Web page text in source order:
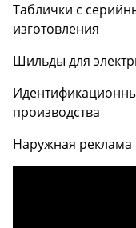
Таблички с
изготовления
Шильды для
производства
Наружная реклама